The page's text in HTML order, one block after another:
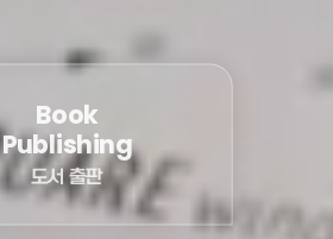
Book
Publishing
도서 출판